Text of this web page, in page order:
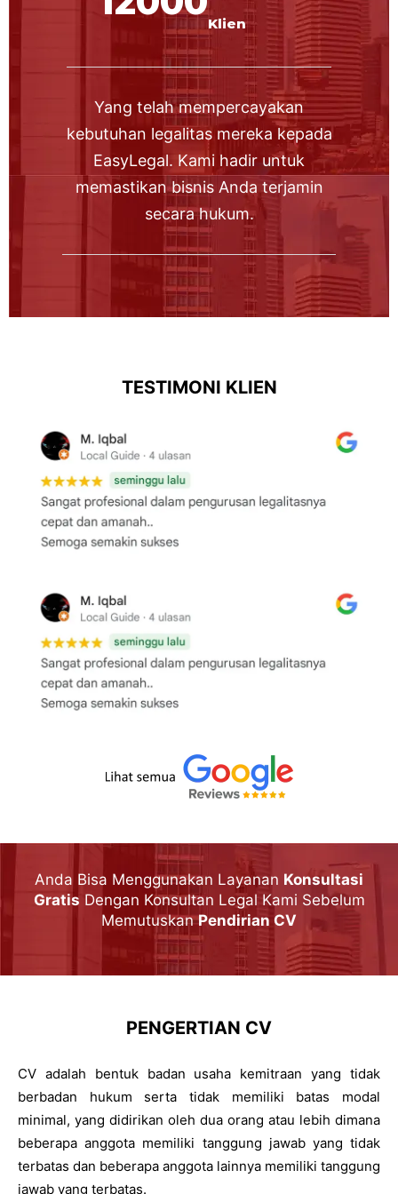
Klien
Yang telah mempercayakan
kebutuhan legalitas mereka kepada
EasyLegal. Kami hadir untuk
memastikan bisnis Anda terjamin
secara hukum.
TESTIMONI KLIEN
Anda Bisa Menggunakan Layanan Konsultasi
Gratis Dengan Konsultan Legal Kami Sebelum
MemutuskanPendirian CV
PENGERTIAN CV
CV adalah bentuk badan usaha kemitraan yang tidak
berbadan hukum serta tidak memiliki batas modal
minimal, yang didirikan oleh dua orang atau lebih dimana
beberapa anggota memiliki tanggung jawab yang tidak
terbatas dan beberapa anggota lainnya memiliki tanggung
jawab yang terbatas.